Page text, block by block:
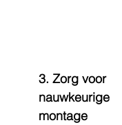
3. Zorg voor
nauwkeurige
montage